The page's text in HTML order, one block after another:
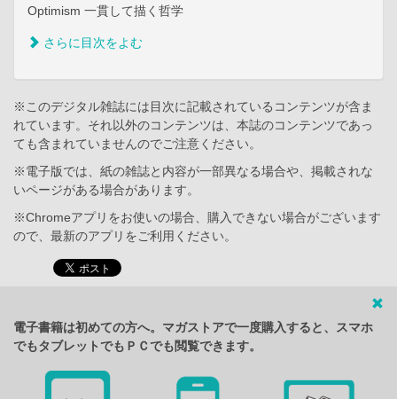
Optimism 一貫して描く哲学
さらに目次をよむ
※このデジタル雑誌には目次に記載されているコンテンツが含ま
れています。それ以外のコンテンツは、本誌のコンテンツであっ
ても含まれていませんのでご注意ください。
※電子版では、紙の雑誌と内容が一部異なる場合や、掲載されな
いページがある場合があります。
※Chromeアプリをお使いの場合、購入できない場合がございます
ので、最新のアプリをご利用ください。
電子書籍は初めての方へ。マガストアで一度購入すると、スマホ
でもタブレットでもＰＣでも閲覧できます。